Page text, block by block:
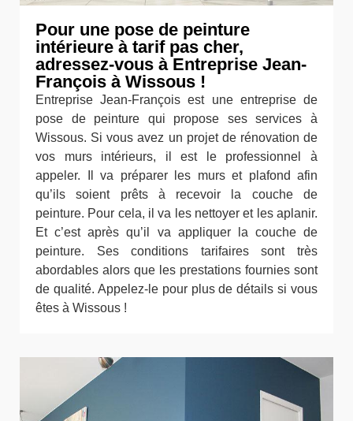
Pour une pose de peinture
intérieure à tarif pas cher,
adressez-vous à Entreprise Jean-
François à Wissous !
Entreprise Jean-François est une entreprise de
pose de peinture qui propose ses services à
Wissous. Si vous avez un projet de rénovation de
vos murs intérieurs, il est le professionnel à
appeler. Il va préparer les murs et plafond afin
qu’ils soient prêts à recevoir la couche de
peinture. Pour cela, il va les nettoyer et les aplanir.
Et c’est après qu’il va appliquer la couche de
peinture. Ses conditions tarifaires sont très
abordables alors que les prestations fournies sont
de qualité. Appelez-le pour plus de détails si vous
êtes à Wissous !